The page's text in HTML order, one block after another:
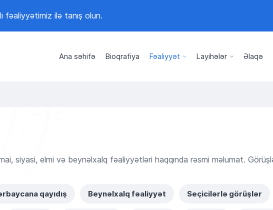
fəaliyyətimiz ilə tanış olun.
Ana səhifə Bioqrafiya Fəaliyyət Layihələr Əlaqə
siyasi, elmi və beynəlxalq fəaliyyətləri haqqında rəsmi məlumat.
qayıdış Beynəlxalq fəaliyyət Seçicilərlə görüşlər